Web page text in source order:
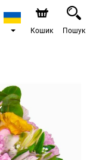
Кошик Пошук